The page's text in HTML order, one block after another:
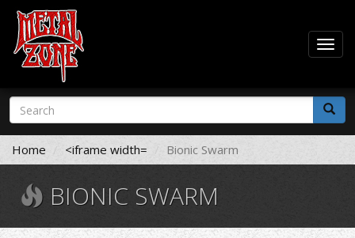
Skip
main
content
Search
form
Search
Home <iframe width= Bionic Swarm
BIONIC SWARM